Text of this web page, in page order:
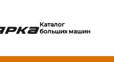
Каталог
больших машин